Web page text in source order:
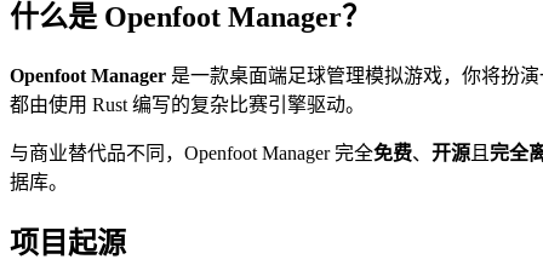
什么是 Openfoot Manager？
Openfoot Manager 是一款桌面端足球管理模拟游戏，你将扮
都由使用 Rust 编写的复杂比赛引擎驱动。
与商业替代品不同，Openfoot Manager 完全免费、 开源 且 完全
据库。
项目起源